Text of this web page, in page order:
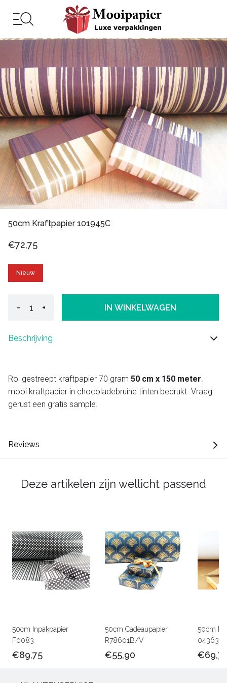
50cm Kraftpapier 101945C
€72,75
Nieuw
− + IN WINKELWAGEN
Beschrijving
Rol gestreept kraftpapier 70 gram 50 cm x 150 meter.
mooi kraftpapier in chocoladebruine tinten bedrukt. Vraag
gerust een gratis sample.
Reviews
Deze artikelen zijn wellicht passend
50cm Inpakpapier
F0083
€89,75
50cm Cadeaupapier
R78601B/V
€55,90
50cm